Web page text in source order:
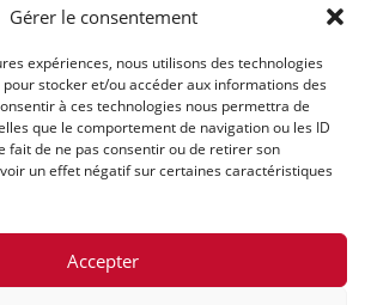
Gérer le consentement
expériences, nous utilisons des technologies
stocker et/ou accéder aux informations des
à ces technologies nous permettra de
que le comportement de navigation ou les ID
fait de ne pas consentir ou de retirer son
un effet négatif sur certaines caractéristiques
Accepter